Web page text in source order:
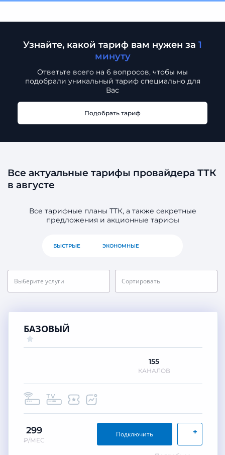
Узнайте, какой тариф вам нужен за 1
минуту
Ответьте всего на 6 вопросов, чтобы мы
подобрали уникальный тариф специально для
Вас
Подобрать тариф
Все актуальные тарифы провайдера ТТК
в августе
Все тарифные планы ТТК, а также секретные
предложения и акционные тарифы
БЫСТРЫЕ ЭКОНОМНЫЕ
Выберите услуги Сортировать
БАЗОВЫЙ
155
КАНАЛОВ
299
₽/МЕС
+
Подключить